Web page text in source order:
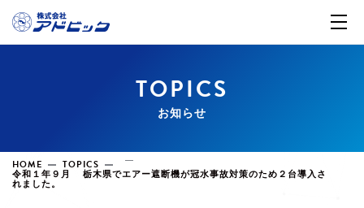
TOPICS
お知らせ
HOME TOPICS
令和１年９月 栃木県でエアー遮断機が冠水事故対策のため２台導入さ
れました。